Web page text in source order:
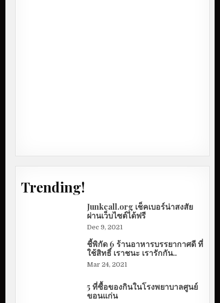
Trending!
Junkcall.org เช็คเบอร์น่าสงสัย
ผ่านเว็บไซต์ได้ฟรี
Dec 9, 2021
ชี้พิกัด 6 ร้านอาหารบรรยากาศดี ที่
ใช้สิทธิ์ เราชนะ เรารักกัน..
Mar 24, 2021
5 ที่ซื้อของกินในโรงพยาบาลศูนย์
ขอนแก่น